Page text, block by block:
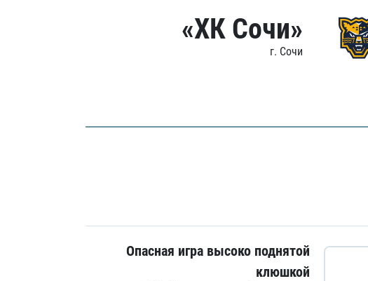
«ХК Сочи»
г. Сочи
Опасная игра высоко поднятой
клюшкой